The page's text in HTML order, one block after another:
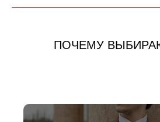
ПОЧЕМУ